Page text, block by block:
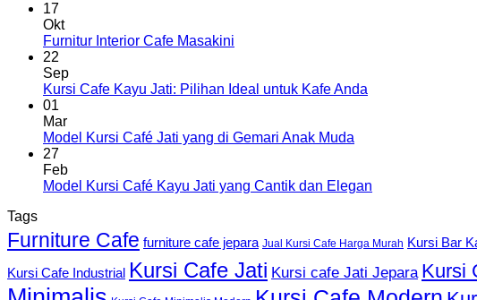
17
Okt
Furnitur Interior Cafe Masakini
22
Sep
Kursi Cafe Kayu Jati: Pilihan Ideal untuk Kafe Anda
01
Mar
Model Kursi Café Jati yang di Gemari Anak Muda
27
Feb
Model Kursi Café Kayu Jati yang Cantik dan Elegan
Tags
Furniture Cafe furniture cafe jepara Jual Kursi Cafe Harga Murah Kursi Bar
Kursi Cafe Industrial Kursi Cafe Jati Kursi cafe Jati Jepara Kursi